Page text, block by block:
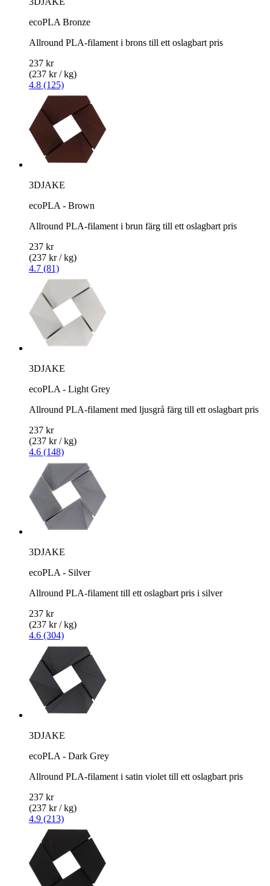
ecoPLA Bronze
Allround PLA-filament i brons till ett oslagbart pris
237 kr
(237 kr / kg)
4.8 (125)
3DJAKE
ecoPLA - Brown
Allround PLA-filament i brun färg till ett oslagbart pris
237 kr
(237 kr / kg)
4.7 (81)
3DJAKE
ecoPLA - Light Grey
Allround PLA-filament med ljusgrå färg till ett oslagbart pris
237 kr
(237 kr / kg)
4.6 (148)
3DJAKE
ecoPLA - Silver
Allround PLA-filament till ett oslagbart pris i silver
237 kr
(237 kr / kg)
4.6 (304)
3DJAKE
ecoPLA - Dark Grey
Allround PLA-filament i satin violet till ett oslagbart pris
237 kr
(237 kr / kg)
4.9 (213)